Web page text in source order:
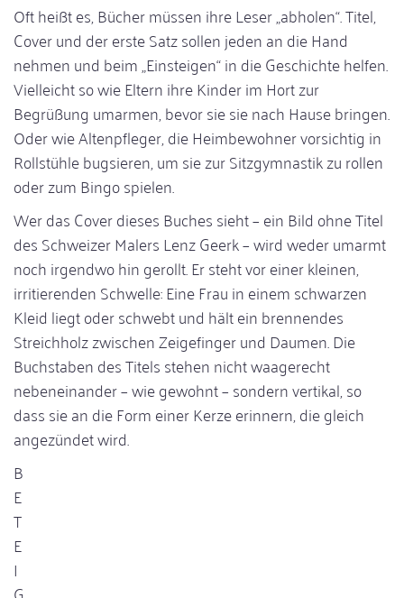
Oft heißt es, Bücher müssen ihre Leser „abholen“. Titel,
Cover und der erste Satz sollen jeden an die Hand
nehmen und beim „Einsteigen“ in die Geschichte helfen.
Vielleicht so wie Eltern ihre Kinder im Hort zur
Begrüßung umarmen, bevor sie sie nach Hause bringen.
Oder wie Altenpfleger, die Heimbewohner vorsichtig in
Rollstühle bugsieren, um sie zur Sitzgymnastik zu rollen
oder zum Bingo spielen.
Wer das Cover dieses Buches sieht – ein Bild ohne Titel
des Schweizer Malers Lenz Geerk – wird weder umarmt
noch irgendwo hin gerollt. Er steht vor einer kleinen,
irritierenden Schwelle: Eine Frau in einem schwarzen
Kleid liegt oder schwebt und hält ein brennendes
Streichholz zwischen Zeigefinger und Daumen. Die
Buchstaben des Titels stehen nicht waagerecht
nebeneinander – wie gewohnt – sondern vertikal, so
dass sie an die Form einer Kerze erinnern, die gleich
angezündet wird.
B
E
T
E
I